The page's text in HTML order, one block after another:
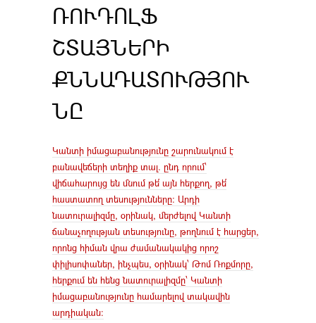
ՌՈՒԴՈԼՖ
ՇՏԱՅՆԵՐԻ
ՔՆՆԱԴԱՏՈՒԹՅՈՒ
ՆԸ
Կանտի իմացաբանությունը շարունակում է
բանավեճերի տեղիք տալ. ընդ որում՝
վիճահարույց են մնում թե՛ այն հերքող, թե՛
հաստատող տեսությունները: Արդի
նատուրալիզմը, օրինակ, մերժելով Կանտի
ճանաչողության տեսությունը, թողնում է հարցեր,
որոնց հիման վրա ժամանակակից որոշ
փիլիսոփաներ, ինչպես, օրինակ՝ Թոմ Ռոքմորը,
հերքում են հենց նատուրալիզմը՝ Կանտի
իմացաբանությունը համարելով տակավին
արդիական: